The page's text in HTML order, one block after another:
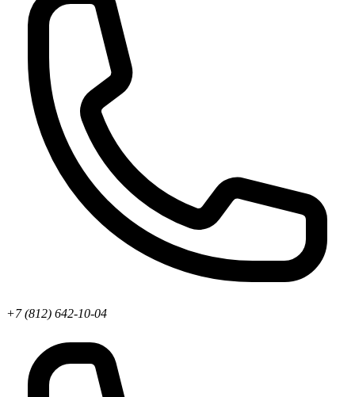
+7 (812) 642-10-04